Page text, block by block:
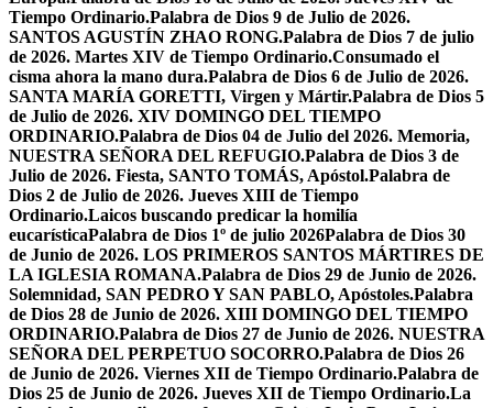
Tiempo Ordinario.Palabra de Dios 9 de Julio de 2026.
SANTOS AGUSTÍN ZHAO RONG.Palabra de Dios 7 de julio
de 2026. Martes XIV de Tiempo Ordinario.Consumado el
cisma ahora la mano dura.Palabra de Dios 6 de Julio de 2026.
SANTA MARÍA GORETTI, Virgen y Mártir.Palabra de Dios 5
de Julio de 2026. XIV DOMINGO DEL TIEMPO
ORDINARIO.Palabra de Dios 04 de Julio del 2026. Memoria,
NUESTRA SEÑORA DEL REFUGIO.Palabra de Dios 3 de
Julio de 2026. Fiesta, SANTO TOMÁS, Apóstol.Palabra de
Dios 2 de Julio de 2026. Jueves XIII de Tiempo
Ordinario.Laicos buscando predicar la homilía
eucarísticaPalabra de Dios 1º de julio 2026Palabra de Dios 30
de Junio de 2026. LOS PRIMEROS SANTOS MÁRTIRES DE
LA IGLESIA ROMANA.Palabra de Dios 29 de Junio de 2026.
Solemnidad, SAN PEDRO Y SAN PABLO, Apóstoles.Palabra
de Dios 28 de Junio de 2026. XIII DOMINGO DEL TIEMPO
ORDINARIO.Palabra de Dios 27 de Junio de 2026. NUESTRA
SEÑORA DEL PERPETUO SOCORRO.Palabra de Dios 26
de Junio de 2026. Viernes XII de Tiempo Ordinario.Palabra de
Dios 25 de Junio de 2026. Jueves XII de Tiempo Ordinario.La